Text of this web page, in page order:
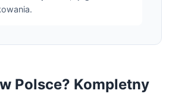
Polsce? Kompletny